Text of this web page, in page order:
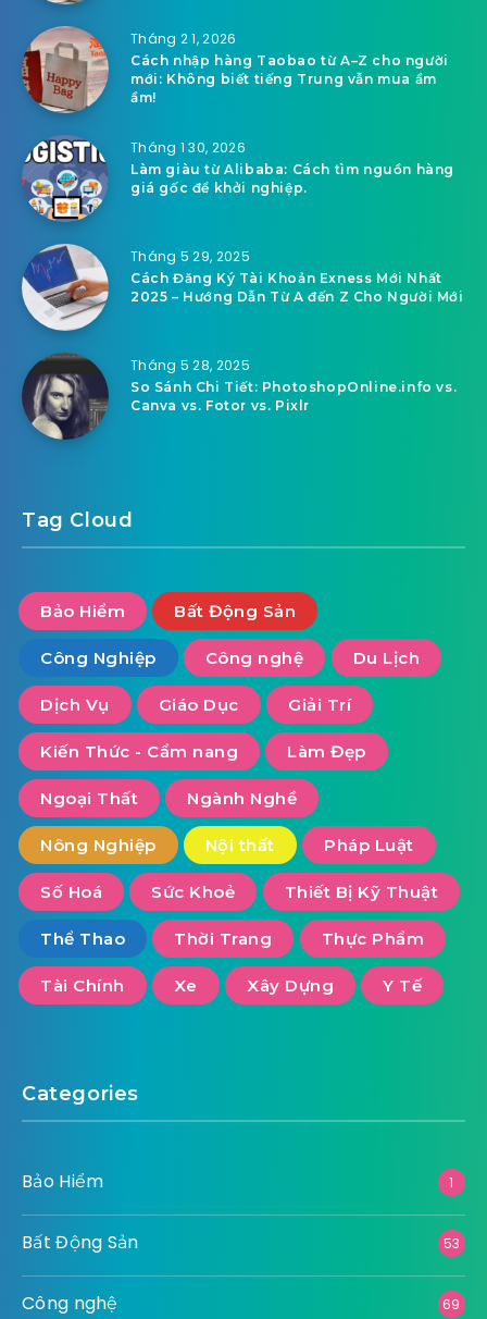
Tháng 2 1, 2026
Cách nhập hàng Taobao từ A–Z cho người
mới: Không biết tiếng Trung vẫn mua ầm
ầm!
Tháng 1 30, 2026
Làm giàu từ Alibaba: Cách tìm nguồn hàng
giá gốc để khởi nghiệp.
Tháng 5 29, 2025
Cách Đăng Ký Tài Khoản Exness Mới Nhất
2025 – Hướng Dẫn Từ A đến Z Cho Người Mới
Tháng 5 28, 2025
So Sánh Chi Tiết: PhotoshopOnline.info vs.
Canva vs. Fotor vs. Pixlr
Tag Cloud
Bảo Hiểm Bất Động Sản
Công Nghiệp Công nghệ Du Lịch
Dịch Vụ Giáo Dục Giải Trí
Kiến Thức - Cẩm nang Làm Đẹp
Ngoại Thất Ngành Nghề
Nông Nghiệp Nội thất Pháp Luật
Số Hoá Sức Khoẻ Thiết Bị Kỹ Thuật
Thể Thao Thời Trang Thực Phẩm
Tài Chính Xe Xây Dựng Y Tế
Categories
Bảo Hiểm 1
Bất Động Sản 53
Công nghệ 69